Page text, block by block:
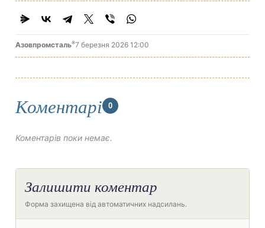
Азовпромсталь®7 березня 2026 12:00
Коментарі 0
Коментарів поки немає.
Залишити коментар
Форма захищена від автоматичних надсилань.